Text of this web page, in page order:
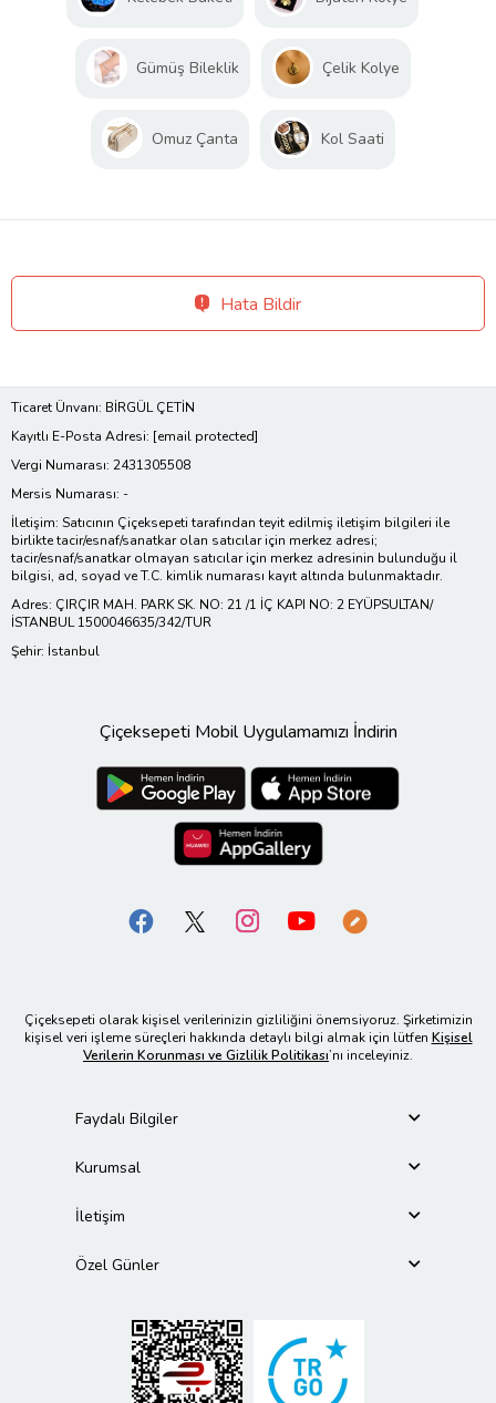
Gümüş Bileklik Çelik Kolye
Omuz Çanta Kol Saati
Hata Bildir
Ticaret Ünvanı: BİRGÜL ÇETİN
Kayıtlı E-Posta Adresi: [email protected]
Vergi Numarası: 2431305508
Mersis Numarası: -
İletişim: Satıcının Çiçeksepeti tarafından teyit edilmiş iletişim bilgileri ile
birlikte tacir/esnaf/sanatkar olan satıcılar için merkez adresi;
tacir/esnaf/sanatkar olmayan satıcılar için merkez adresinin bulunduğu il
bilgisi, ad, soyad ve T.C. kimlik numarası kayıt altında bulunmaktadır.
Adres: ÇIRÇIR MAH. PARK SK. NO: 21 /1 İÇ KAPI NO: 2 EYÜPSULTAN/
İSTANBUL 1500046635/342/TUR
Şehir: İstanbul
Çiçeksepeti Mobil Uygulamamızı İndirin
Çiçeksepeti olarak kişisel verilerinizin gizliliğini önemsiyoruz. Şirketimizin
kişisel veri işleme süreçleri hakkında detaylı bilgi almak için lütfen Kişisel
Verilerin Korunması ve Gizlilik Politikası’nı inceleyiniz.
Faydalı Bilgiler
Kurumsal
İletişim
Özel Günler